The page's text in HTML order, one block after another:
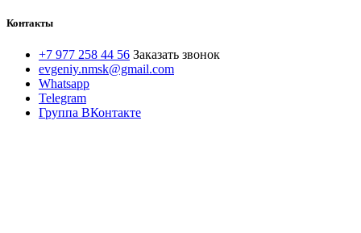
Контакты
+7 977 258 44 56 Заказать звонок
evgeniy.nmsk@gmail.com
Whatsapp
Telegram
Группа ВКонтакте